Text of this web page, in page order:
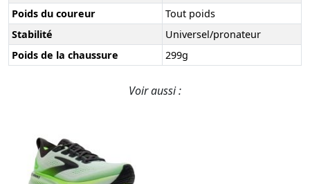
Poids du coureur
Tout poids
Stabilité
Universel/pronateur
Poids de la chaussure
299g
Voir aussi :